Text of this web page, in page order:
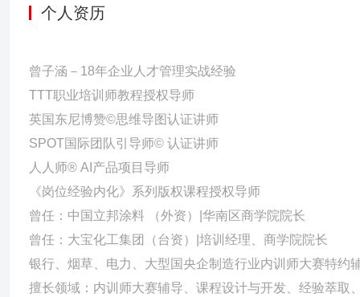
个人资历
曾子涵－18年企业人才管理实战经验
TTT职业培训师教程授权导师
英国东尼博赞©思维导图认证讲师
SPOT国际团队引导师© 认证讲师
人人师® AI产品项目导师
《岗位经验内化》系列版权课程授权导师
曾任：中国立邦涂料 （外资）|华南区商学院院长
曾任：大宝化工集团（台资）|培训经理、商学院院长
银行、烟草、电力、大型国央企制造行业内训师大赛特约
擅长领域：内训师大赛辅导、课程设计与开发、经验萃